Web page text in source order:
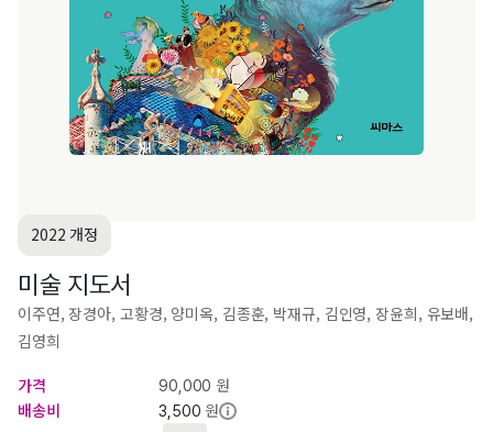
2022 개정
미술 지도서
이주연, 장경아, 고황경, 양미옥, 김종훈, 박재규, 김인영, 장윤희, 유보배,
김영희
가격
90,000 원
배송비
3,500 원